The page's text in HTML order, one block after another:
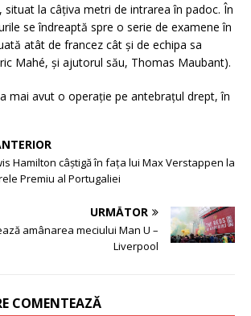
situat la câțiva metri de intrarea în padoc. În
se îndreaptă spre o serie de examene în
atât de francez cât și de echipa sa
Mahé, și ajutorul său, Thomas Maubant).
mai avut o operație pe antebrațul drept, în
Hamilton câștigă în fața lui Max Verstappen la
Premiu al Portugaliei
URMĂTOR
amânarea meciului Man U –
Liverpool
COMENTEAZĂ